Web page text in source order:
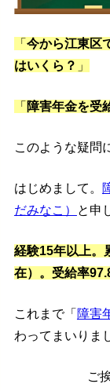
「 今から江東区
はいくら？ 」
「 障害年金を受
このような疑問
はじめまして。
だみなこ）
と申
経験15年以上。
在）。受給率
これまで「 障害
わってまいりま
ご